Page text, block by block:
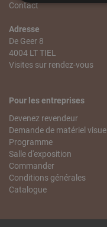
Contact
Adresse
De Geer 8
4004 LT TIEL
Visites sur rendez-vous
Pour les entreprises
Devenez revendeur
Demande de matériel visuel
Programme
Salle d'exposition
Commander
Conditions générales
Catalogue